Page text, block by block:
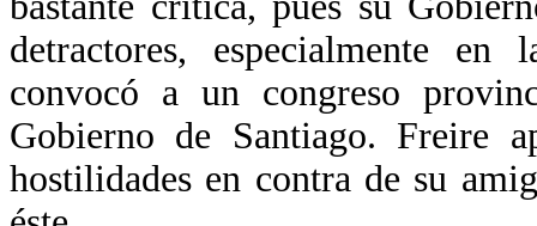
detractores, especialmente
convocó a un congreso
Gobierno de Santiago. Freire
hostilidades en contra de su